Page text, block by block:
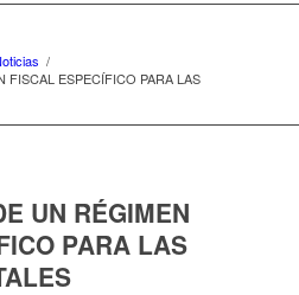
/
FISCAL ESPECÍFICO PARA LAS
UN RÉGIMEN
PARA LAS